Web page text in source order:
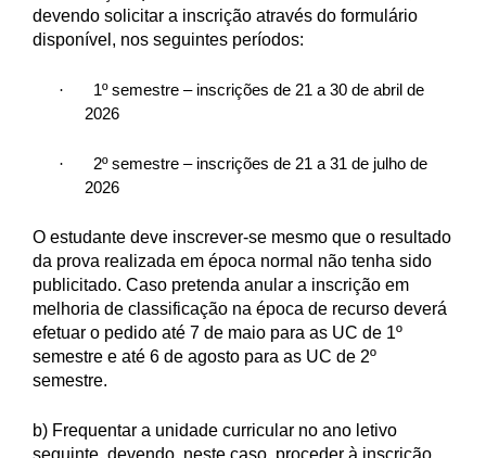
devendo solicitar a inscrição através do formulário
disponível, nos seguintes períodos:
·
1º semestre – inscrições de 21 a 30 de abril de
2026
·
2º semestre – inscrições de 21 a 31 de julho de
2026
O estudante deve inscrever-se mesmo que o resultado
da prova realizada em época normal não tenha sido
publicitado. Caso pretenda anular a inscrição em
melhoria de classificação na época de recurso deverá
efetuar o pedido até 7 de maio para as UC de 1º
semestre e até 6 de agosto para as UC de 2º
semestre.
b) Frequentar a unidade curricular no ano letivo